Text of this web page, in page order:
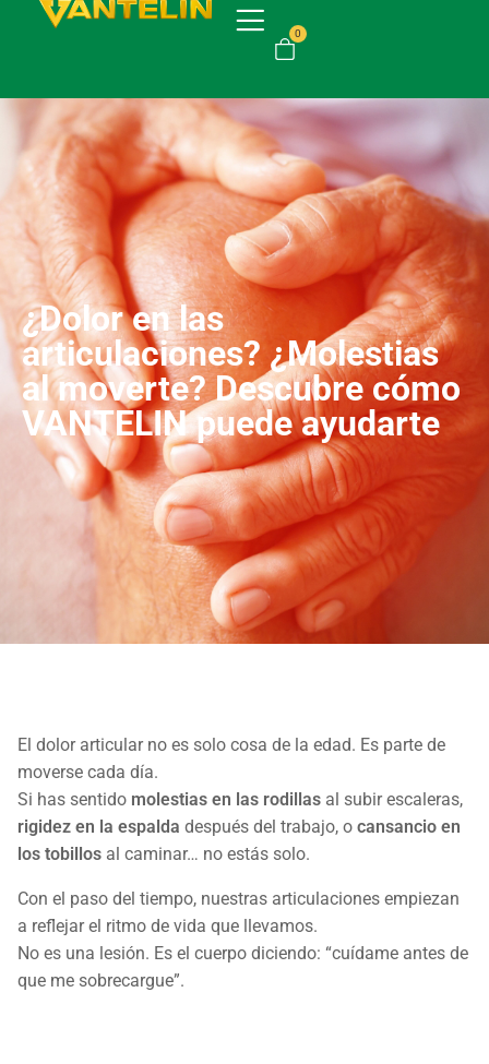
0
¿Dolor en las
articulaciones? ¿Molestias
al moverte? Descubre cómo
VANTELIN puede ayudarte
El dolor articular no es solo cosa de la edad. Es parte de
moverse cada día.
Si has sentido molestias en las rodillas al subir escaleras,
rigidez en la espalda después del trabajo, o cansancio en
los tobillos al caminar… no estás solo.
Con el paso del tiempo, nuestras articulaciones empiezan
a reflejar el ritmo de vida que llevamos.
No es una lesión. Es el cuerpo diciendo: “cuídame antes de
que me sobrecargue”.